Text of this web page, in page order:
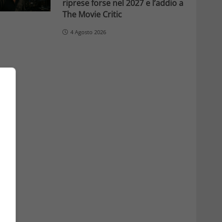
riprese forse nel 2027 e l’addio a
The Movie Critic
4 Agosto 2026